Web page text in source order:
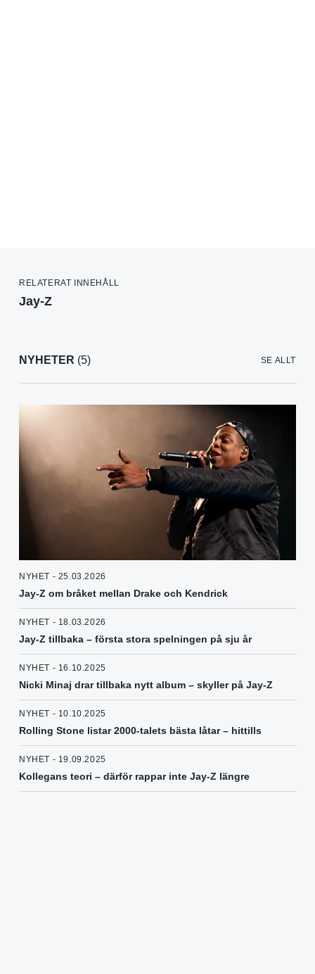
RELATERAT INNEHÅLL
Jay-Z
NYHETER (5) SE ALLT
NYHET - 25.03.2026
Jay-Z om bråket mellan Drake och Kendrick
NYHET - 18.03.2026
Jay-Z tillbaka – första stora spelningen på sju år
NYHET - 16.10.2025
Nicki Minaj drar tillbaka nytt album – skyller på Jay-Z
NYHET - 10.10.2025
Rolling Stone listar 2000-talets bästa låtar – hittills
NYHET - 19.09.2025
Kollegans teori – därför rappar inte Jay-Z längre